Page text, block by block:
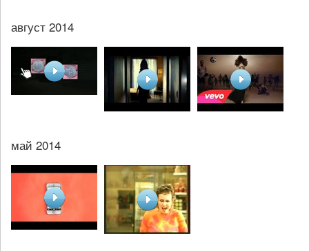
август 2014
май 2014